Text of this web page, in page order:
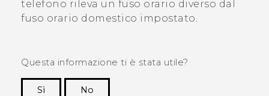
telefono rileva un fuso orario diverso dal
fuso orario domestico impostato.
Questa informazione ti è stata utile?
Sì
No